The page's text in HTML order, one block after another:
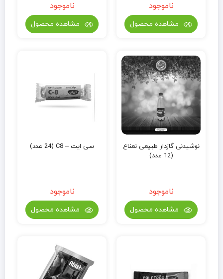
ناموجود
مشاهده محصول
ناموجود
مشاهده محصول
نوشیدنی گازدار طبیعی نعناع
(12 عدد)
ناموجود
مشاهده محصول
سی ایت – C8 (24 عدد)
ناموجود
مشاهده محصول